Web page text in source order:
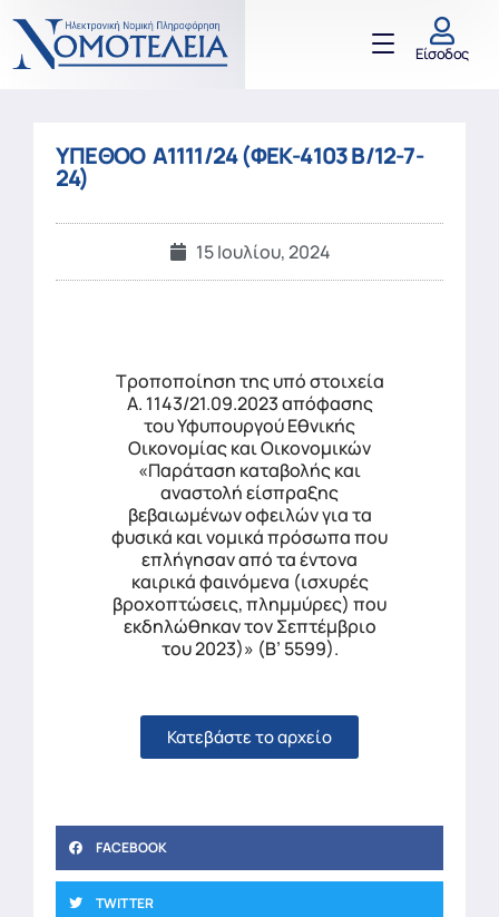
Είσοδος
ΥΠΕΘΟΟ Α1111/24 (ΦΕΚ-4103 Β/12-7-
24)
15 Ιουλίου, 2024
Τροποποίηση της υπό στοιχεία
Α. 1143/21.09.2023 απόφασης
του Υφυπουργού Εθνικής
Οικονομίας και Οικονομικών
«Παράταση καταβολής και
αναστολή είσπραξης
βεβαιωμένων οφειλών για τα
φυσικά και νομικά πρόσωπα που
επλήγησαν από τα έντονα
καιρικά φαινόμενα (ισχυρές
βροχοπτώσεις, πλημμύρες) που
εκδηλώθηκαν τον Σεπτέμβριο
του 2023)» (Β’ 5599).
Κατεβάστε το αρχείο
FACEBOOK
TWITTER